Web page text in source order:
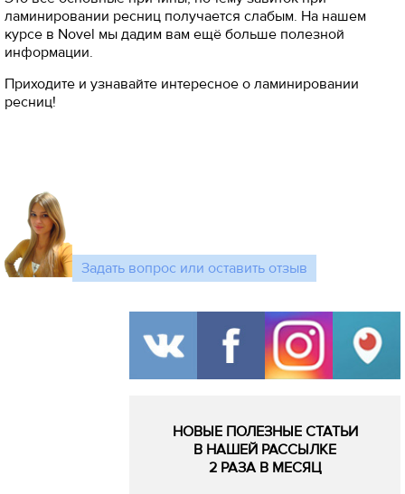
ламинировании ресниц получается слабым. На нашем
курсе в Novel мы дадим вам ещё больше полезной
информации.
Приходите и узнавайте интересное о ламинировании
ресниц!
Задать вопрос или оставить отзыв
НОВЫЕ ПОЛЕЗНЫЕ СТАТЬИ
В НАШЕЙ РАССЫЛКЕ
2 РАЗА В МЕСЯЦ